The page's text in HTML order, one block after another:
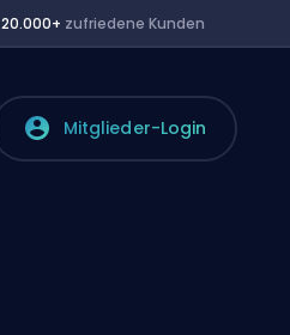
20.000+ zufriedene Kunden
Mitglieder-Login